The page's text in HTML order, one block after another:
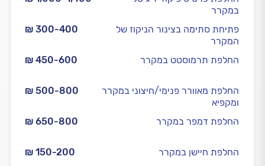
במקרר
₪ 300-400
פתיחת סתימה בצינור הניקוז של
המקרר
₪ 450-600
החלפת תרמוסטט במקרר
₪ 500-800
החלפת מאוורר פנימי/חיצוני במקרר
ומקפיא
₪ 650-800
החלפת דמפר במקרר
₪ 150-200 החלפת חיישן במקרר